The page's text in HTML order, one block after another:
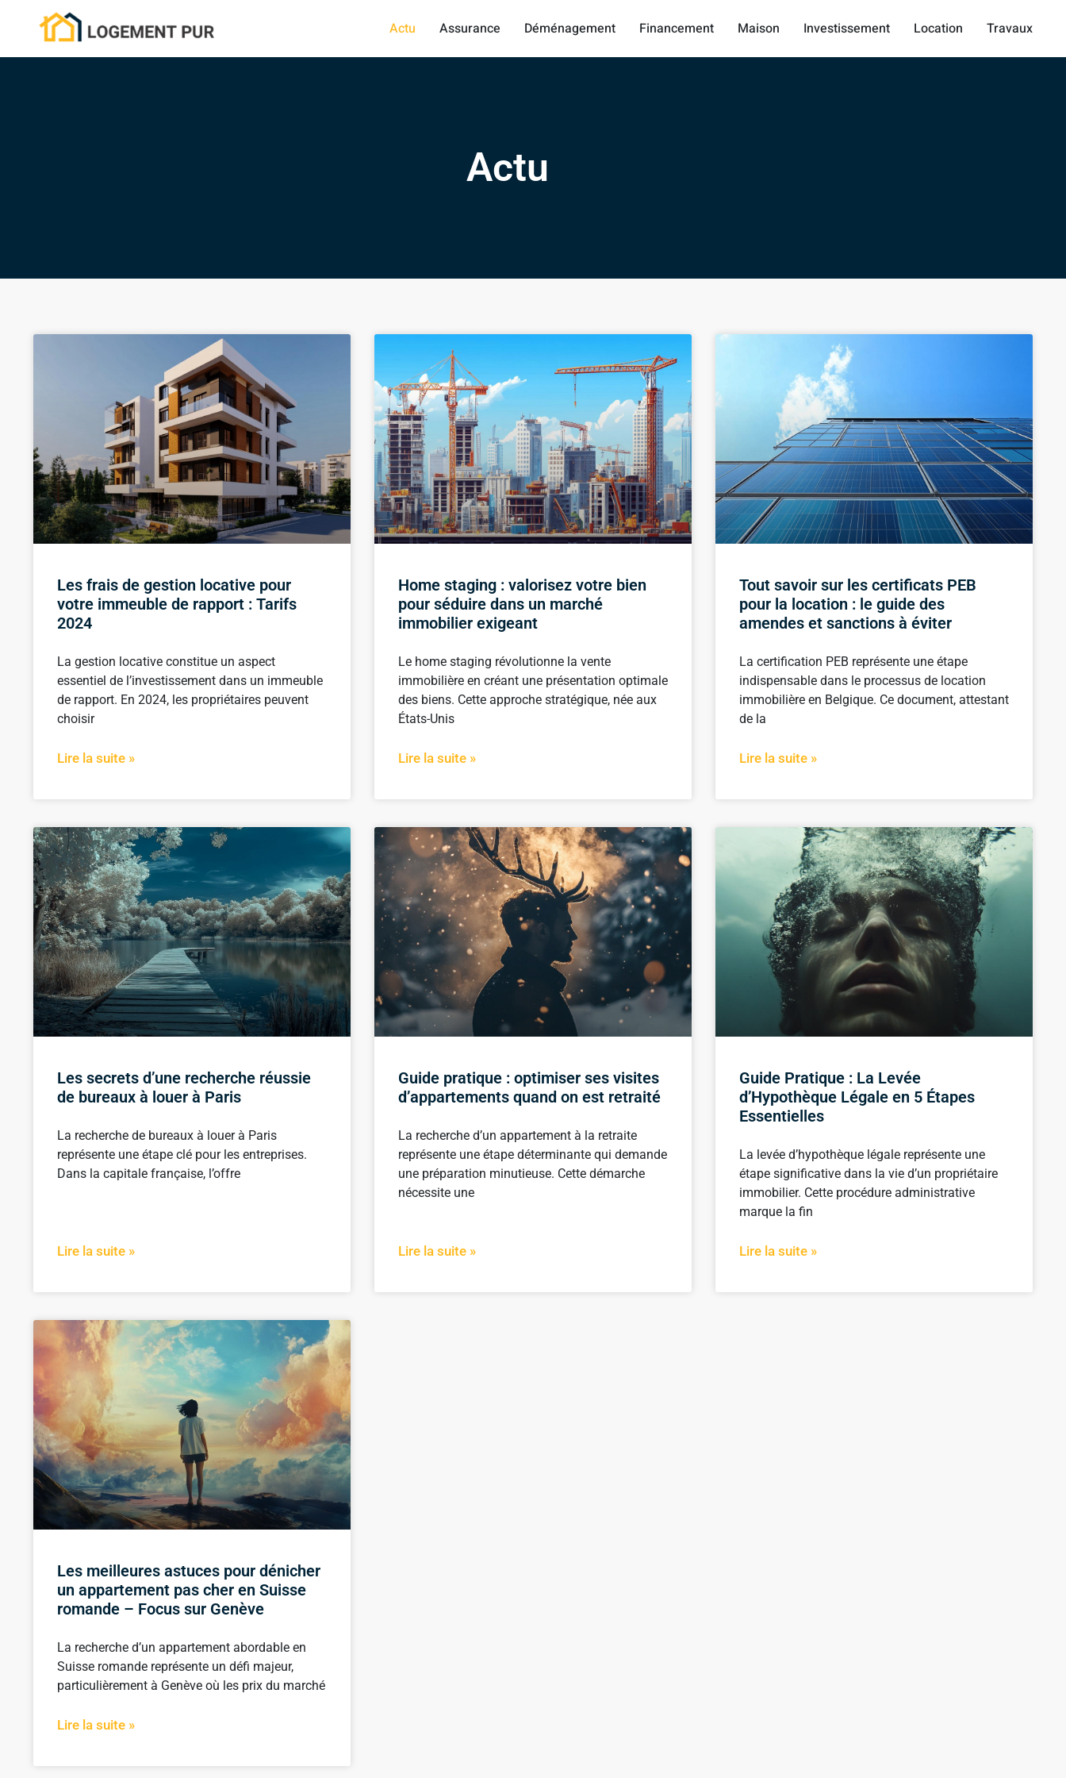
Actu Assurance Déménagement Financement Maison Investissement Location Travaux
Actu
Les frais de gestion locative pour
votre immeuble de rapport : Tarifs
2024
La gestion locative constitue un aspect
essentiel de l’investissement dans un immeuble
de rapport. En 2024, les propriétaires peuvent
choisir
Lire la suite »
Home staging : valorisez votre bien
pour séduire dans un marché
immobilier exigeant
Le home staging révolutionne la vente
immobilière en créant une présentation optimale
des biens. Cette approche stratégique, née aux
États-Unis
Lire la suite »
Tout savoir sur les certificats PEB
pour la location : le guide des
amendes et sanctions à éviter
La certification PEB représente une étape
indispensable dans le processus de location
immobilière en Belgique. Ce document, attestant
de la
Lire la suite »
Les secrets d’une recherche réussie
de bureaux à louer à Paris
La recherche de bureaux à louer à Paris
représente une étape clé pour les entreprises.
Dans la capitale française, l’offre
Lire la suite »
Guide pratique : optimiser ses visites
d’appartements quand on est retraité
La recherche d’un appartement à la retraite
représente une étape déterminante qui demande
une préparation minutieuse. Cette démarche
nécessite une
Lire la suite »
Guide Pratique : La Levée
d’Hypothèque Légale en 5 Étapes
Essentielles
La levée d’hypothèque légale représente une
étape significative dans la vie d’un propriétaire
immobilier. Cette procédure administrative
marque la fin
Lire la suite »
Les meilleures astuces pour dénicher
un appartement pas cher en Suisse
romande – Focus sur Genève
La recherche d’un appartement abordable en
Suisse romande représente un défi majeur,
particulièrement à Genève où les prix du marché
Lire la suite »